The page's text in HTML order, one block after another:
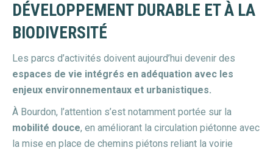
DÉVELOPPEMENT DURABLE ET À LA
BIODIVERSITÉ
Les parcs d’activités doivent aujourd’hui devenir des
espaces de vie intégrés en adéquation avec les
enjeux environnementaux et urbanistiques.
À Bourdon, l’attention s’est notamment portée sur la
mobilité douce, en améliorant la circulation piétonne avec
la mise en place de chemins piétons reliant la voirie